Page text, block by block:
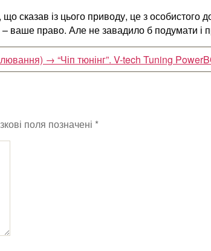
сказав із цього приводу, це з особистого
ваше право. Але не завадило б подумати і
→ “Чіп тюнінг”. V-tech Tuning
поля позначені *